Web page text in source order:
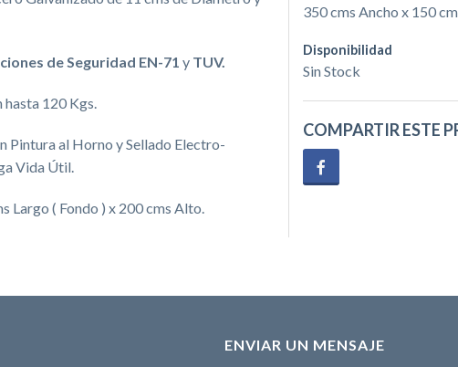
de Seguridad EN-71 y TUV.
120 Kgs.
Pintura al Horno y Sellado Electro-
Vida Útil.
Largo ( Fondo ) x 200 cms Alto.
350 cms Ancho x 150
Disponibilidad
Sin Stock
COMPARTIR ESTE
ENVIAR UN MENSAJE